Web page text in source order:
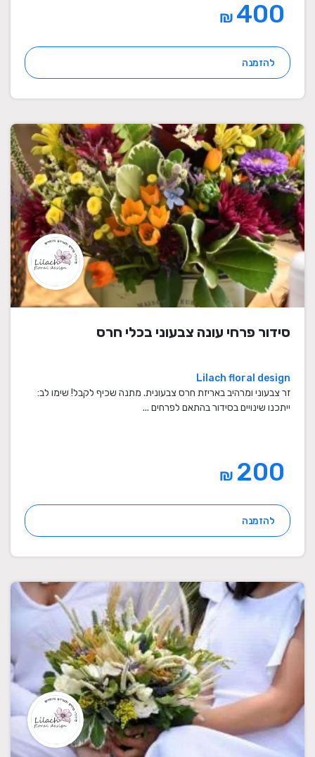
₪
להזמנה
סידור פרחי עונה צבעוני בכלי חרס
Lilach floral design
זר צבעוני ומרהיב באריזת חרס צבעונית. מתנה שכיף לקבל! שימו לב:
ייתכנו שינויים בסידור בהתאם לפרחים ...
₪
להזמנה